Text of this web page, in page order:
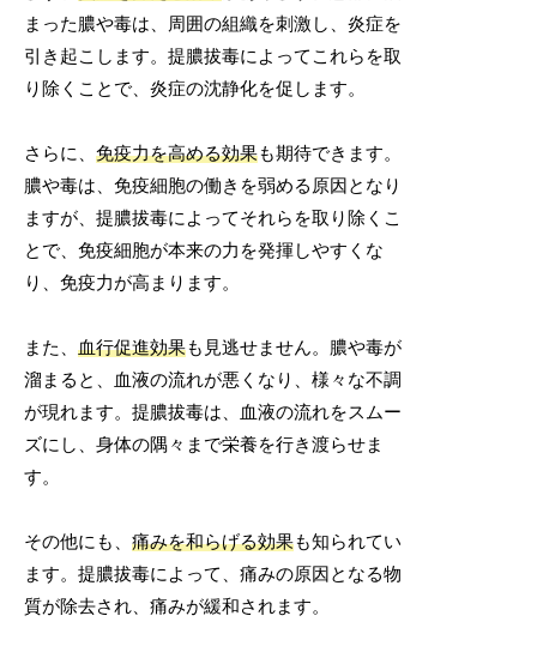
まった膿や毒は、周囲の組織を刺激し、炎症を
引き起こします。提膿拔毒によってこれらを取
り除くことで、炎症の沈静化を促します。
さらに、免疫力を高める効果も期待できます。
膿や毒は、免疫細胞の働きを弱める原因となり
ますが、提膿拔毒によってそれらを取り除くこ
とで、免疫細胞が本来の力を発揮しやすくな
り、免疫力が高まります。
また、血行促進効果も見逃せません。膿や毒が
溜まると、血液の流れが悪くなり、様々な不調
が現れます。提膿拔毒は、血液の流れをスムー
ズにし、身体の隅々まで栄養を行き渡らせま
す。
その他にも、痛みを和らげる効果も知られてい
ます。提膿拔毒によって、痛みの原因となる物
質が除去され、痛みが緩和されます。